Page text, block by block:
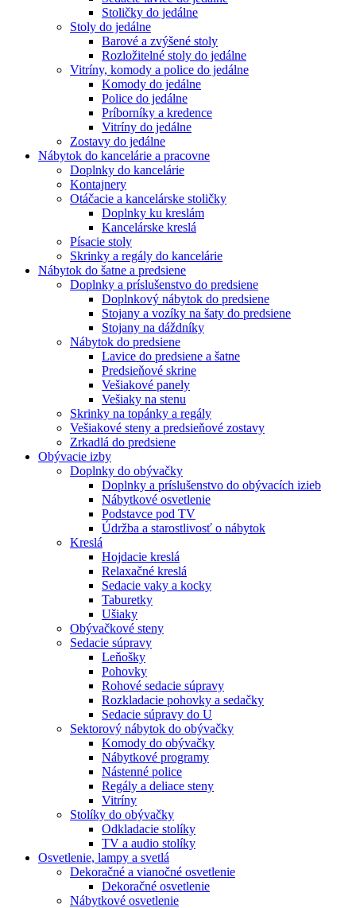
Stoličky do jedálne
Stoly do jedálne
Barové a zvýšené stoly
Rozložitelné stoly do jedálne
Vitríny, komody a police do jedálne
Komody do jedálne
Police do jedálne
Príborníky a kredence
Vitríny do jedálne
Zostavy do jedálne
Nábytok do kancelárie a pracovne
Doplnky do kancelárie
Kontajnery
Otáčacie a kancelárske stoličky
Doplnky ku kreslám
Kancelárske kreslá
Písacie stoly
Skrinky a regály do kancelárie
Nábytok do šatne a predsiene
Doplnky a príslušenstvo do predsiene
Doplnkový nábytok do predsiene
Stojany a vozíky na šaty do predsiene
Stojany na dáždníky
Nábytok do predsiene
Lavice do predsiene a šatne
Predsieňové skrine
Vešiakové panely
Vešiaky na stenu
Skrinky na topánky a regály
Vešiakové steny a predsieňové zostavy
Zrkadlá do predsiene
Obývacie izby
Doplnky do obývačky
Doplnky a príslušenstvo do obývacích izieb
Nábytkové osvetlenie
Podstavce pod TV
Údržba a starostlivosť o nábytok
Kreslá
Hojdacie kreslá
Relaxačné kreslá
Sedacie vaky a kocky
Taburetky
Ušiaky
Obývačkové steny
Sedacie súpravy
Leňošky
Pohovky
Rohové sedacie súpravy
Rozkladacie pohovky a sedačky
Sedacie súpravy do U
Sektorový nábytok do obývačky
Komody do obývačky
Nábytkové programy
Nástenné police
Regály a deliace steny
Vitríny
Stolíky do obývačky
Odkladacie stolíky
TV a audio stolíky
Osvetlenie, lampy a svetlá
Dekoračné a vianočné osvetlenie
Dekoračné osvetlenie
Nábytkové osvetlenie